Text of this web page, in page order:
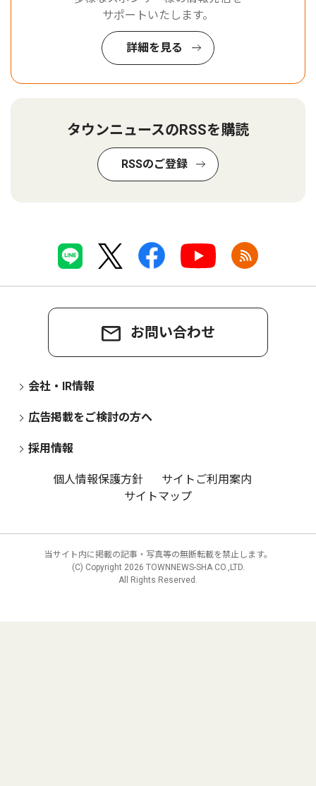
サポートいたします。
詳細を見る
タウンニュースのRSSを購読
RSSのご登録
お問い合わせ
会社・IR情報
広告掲載をご検討の方へ
採用情報
個人情報保護方針
サイトご利用案内
サイトマップ
当サイト内に掲載の記事・写真等の無断転載を禁止します。
(C) Copyright 2026 TOWNNEWS-SHA CO.,LTD.
All Rights Reserved.